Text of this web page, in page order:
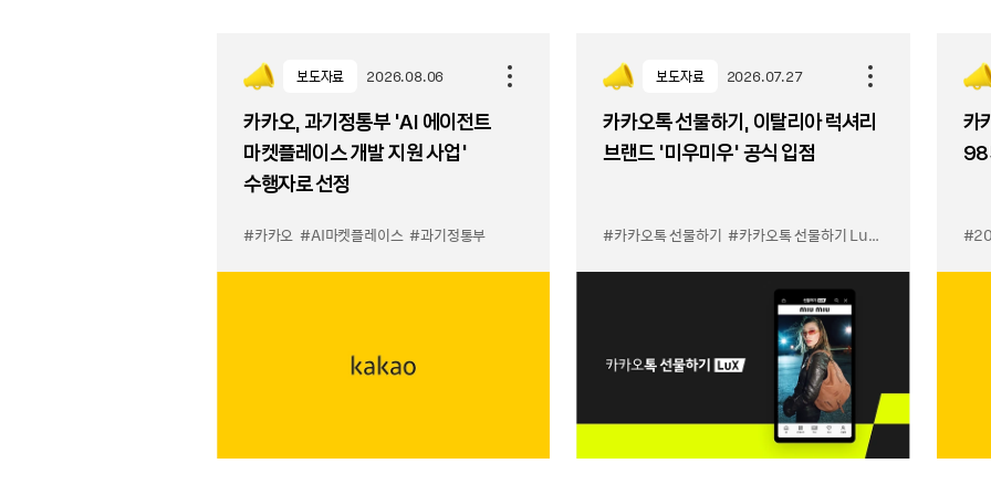
보도자료 2026.08.06
카카오, 과기정통부 ‘AI 에이전트
마켓플레이스 개발 지원 사업’
수행자로 선정
#카카오 #AI마켓플레이스 #과기정통부
보도자료 2026.07.27
카카오톡 선물하기, 이탈리아 럭셔리
브랜드 '미우미우' 공식 입점
#카카오톡 선물하기 #카카오톡 선물하기 LuX 미우미우 입점 #
카